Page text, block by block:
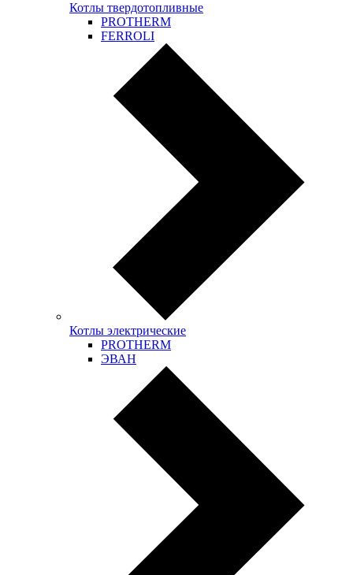
Котлы твердотопливные
PROTHERM
FERROLI
Котлы электрические
PROTHERM
ЭВАН